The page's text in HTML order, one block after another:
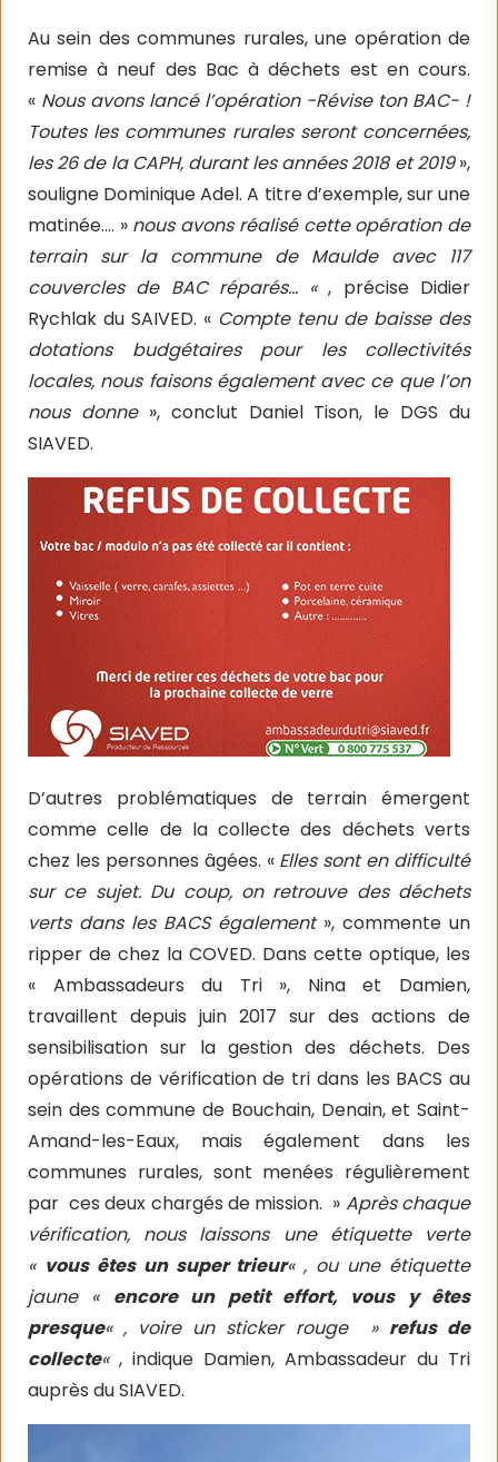
Au sein des communes rurales, une opération de
remise à neuf des Bac à déchets est en cours.
« Nous avons lancé l’opération -Révise ton BAC- !
Toutes les communes rurales seront concernées,
les 26 de la CAPH, durant les années 2018 et 2019»,
souligne Dominique Adel. A titre d’exemple, sur une
matinée…. » nous avons réalisé cette opération de
terrain sur la commune de Maulde avec 117
couvercles de BAC réparés… «, précise Didier
Rychlak du SAIVED. « Compte tenu de baisse des
dotations budgétaires pour les collectivités
locales, nous faisons également avec ce que l’on
nous donne», conclut Daniel Tison, le DGS du
SIAVED.
D’autres problématiques de terrain émergent
comme celle de la collecte des déchets verts
chez les personnes âgées. « Elles sont en difficulté
sur ce sujet. Du coup, on retrouve des déchets
verts dans les BACS également», commente un
ripper de chez la COVED. Dans cette optique, les
« Ambassadeurs du Tri », Nina et Damien,
travaillent depuis juin 2017 sur des actions de
sensibilisation sur la gestion des déchets. Des
opérations de vérification de tri dans les BACS au
sein des commune de Bouchain, Denain, et Saint-
Amand-les-Eaux, mais également dans les
communes rurales, sont menées régulièrement
par ces deux chargés de mission. » Après chaque
vérification, nous laissons une étiquette verte
« vous êtes un super trieur« , ou une étiquette
jaune « encore un petit effort, vous y êtes
presque« , voire un sticker rouge » refus de
collecte« , indique Damien, Ambassadeur du Tri
auprès du SIAVED.